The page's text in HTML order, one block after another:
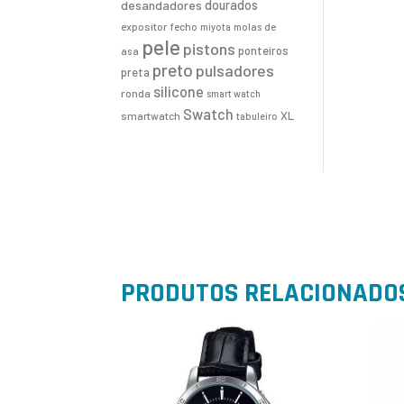
desandadores dourados
expositor fecho miyota molas de
asa pele pistons ponteiros
preta preto pulsadores
ronda silicone smart watch
smartwatch Swatch tabuleiro XL
PRODUTOS